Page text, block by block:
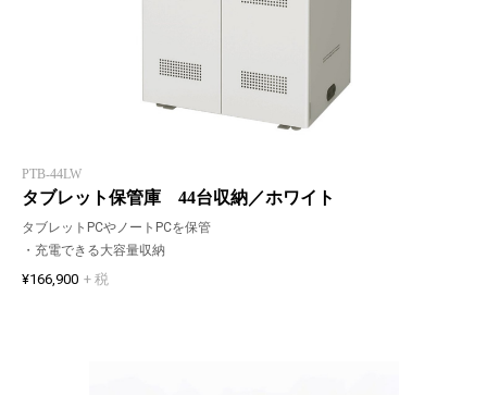
PTB-44LW
タブレット保管庫 44台収納／ホワイト
タブレットPCやノートPCを保管
・充電できる大容量収納
¥166,900 + 税